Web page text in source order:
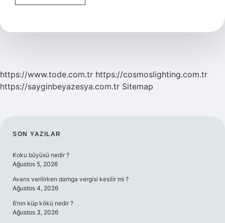
Edat
Mı
https://www.tode.com.tr https://cosmoslighting.com.tr
https://sayginbeyazesya.com.tr Sitemap
SIDEBAR
SON YAZILAR
Koku büyüsü nedir ?
Ağustos 5, 2026
Avans verilirken damga vergisi kesilir mi ?
Ağustos 4, 2026
6’nın küp kökü nedir ?
Ağustos 3, 2026